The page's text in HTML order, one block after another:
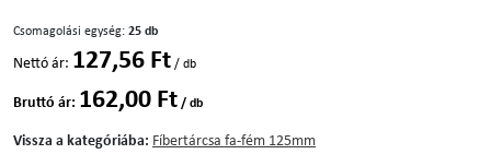
Csomagolási egység: 25 db
Nettó ár: 127,56 Ft / db
Bruttó ár: 162,00 Ft / db
Vissza a kategóriába: Fíbertárcsa fa-fém 125mm